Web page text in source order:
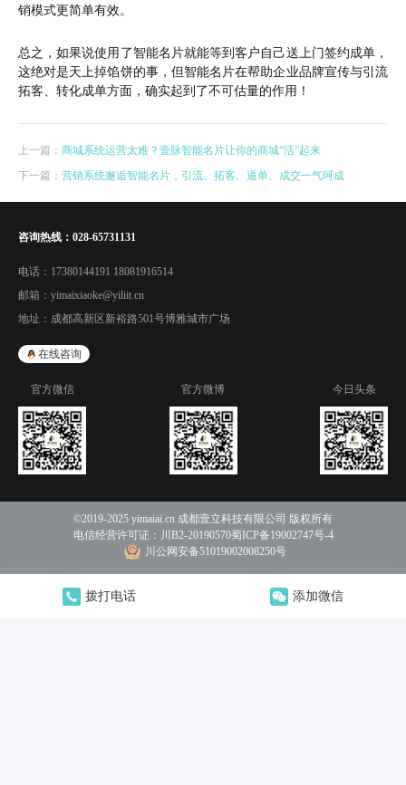
销模式更简单有效。
总之，如果说使用了智能名片就能等到客户自己送上门签约成单，
这绝对是天上掉馅饼的事，但智能名片在帮助企业品牌宣传与引流
拓客、转化成单方面，确实起到了不可估量的作用！
上一篇： 商城系统运营太难？壹脉智能名片让你的商城“活”起来
下一篇： 营销系统邂逅智能名片，引流、拓客、逼单、成交一气呵成
拨打电话 添加微信
咨询热线： 028-65731131
电话： 17380144191 18081916514
邮箱： yimaixiaoke@yiliit.cn
地址： 成都高新区新裕路501号博雅城市广场
在线咨询
官方微信 官方微博 今日头条
©2019-2025 yimaiai.cn 成都壹立科技有限公司 版权所有
电信经营许可证：
川B2-20190570蜀ICP备19002747号-4
川公网安备51019002008250号